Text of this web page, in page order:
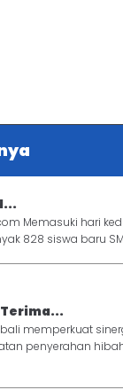
Memasuki hari
828 siswa baru
Terima...
memperkuat
penyerahan